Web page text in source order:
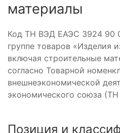
материалы
Код ТН ВЭД ЕАЭС 3924 90
группе товаров «Изделия
включая строительные
согласно Товарной
внешнеэкономической
экономического союза
Позиция и